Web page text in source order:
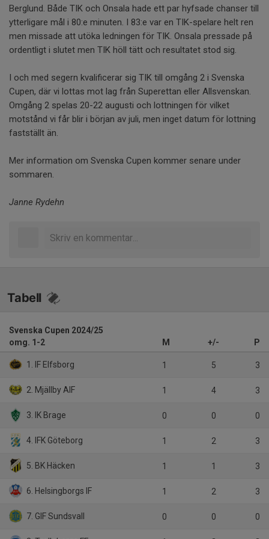
Berglund. Både TIK och Onsala hade ett par hyfsade chanser till
ytterligare mål i 80:e minuten. I 83:e var en TIK-spelare helt ren
men missade att utöka ledningen för TIK. Onsala pressade på
ordentligt i slutet men TIK höll tätt och resultatet stod sig.
I och med segern kvalificerar sig TIK till omgång 2 i Svenska
Cupen, där vi lottas mot lag från Superettan eller Allsvenskan.
Omgång 2 spelas 20-22 augusti och lottningen för vilket
motstånd vi får blir i början av juli, men inget datum för lottning
fastställt än.
Mer information om Svenska Cupen kommer senare under
sommaren.
Janne Rydehn
Tabell
Svenska Cupen 2024/25
omg. 1-2
M +/- P
1. IF Elfsborg 1 5 3
2. Mjällby AIF 1 4 3
3. IK Brage 0 0 0
4. IFK Göteborg 1 2 3
5. BK Häcken 1 1 3
6. Helsingborgs IF 1 2 3
7. GIF Sundsvall 0 0 0